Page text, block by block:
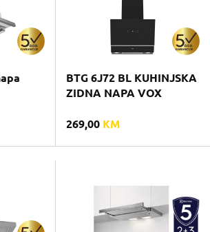
BTG 6J72 BL KUHINJSKA
ZIDNA NAPA VOX
269,00 KM